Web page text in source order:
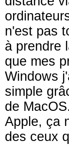
n'est pas
à prendre
que mes
Windows
simple
de
Apple, ça
des ceux